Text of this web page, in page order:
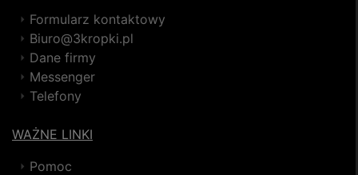
Formularz kontaktowy
Biuro@3kropki.pl
Dane firmy
Messenger
Telefony
WAŻNE LINKI
Pomoc